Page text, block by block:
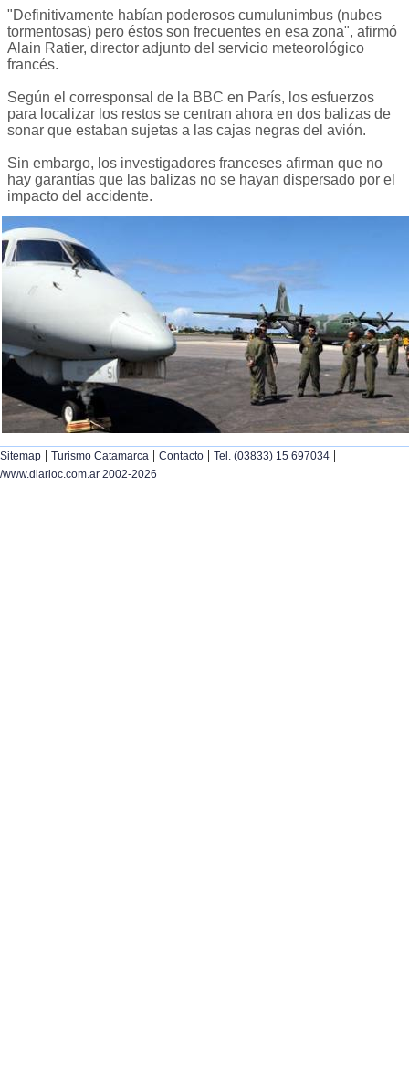
"Definitivamente habían poderosos cumulunimbus (nubes
tormentosas) pero éstos son frecuentes en esa zona", afirmó
Alain Ratier, director adjunto del servicio meteorológico
francés.
Según el corresponsal de la BBC en París, los esfuerzos
para localizar los restos se centran ahora en dos balizas de
sonar que estaban sujetas a las cajas negras del avión.
Sin embargo, los investigadores franceses afirman que no
hay garantías que las balizas no se hayan dispersado por el
impacto del accidente.
Sitemap | Turismo Catamarca | Contacto | Tel. (03833) 15 697034 |
/www.diarioc.com.ar 2002-2026